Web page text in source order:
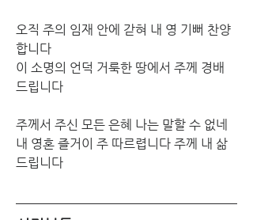
오직 주의 임재 안에 갇혀 내 영 기뻐 찬양
합니다
이 소명의 언덕 거룩한 땅에서 주께 경배
드립니다
주께서 주신 모든 은혜 나는 말할 수 없네
내 영혼 즐거이 주 따르렵니다 주께 내 삶
드립니다